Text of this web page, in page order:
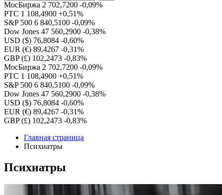
МосБиржа 2 702,7200 -0,09%
РТС 1 108,4900 +0,51%
S&P 500 6 840,5100 -0,09%
Dow Jones 47 560,2900 -0,38%
USD ($) 76,8084 -0,60%
EUR (€) 89,4267 -0,31%
GBP (£) 102,2473 -0,83%
МосБиржа 2 702,7200 -0,09%
РТС 1 108,4900 +0,51%
S&P 500 6 840,5100 -0,09%
Dow Jones 47 560,2900 -0,38%
USD ($) 76,8084 -0,60%
EUR (€) 89,4267 -0,31%
GBP (£) 102,2473 -0,83%
Главная страница
Психиатры
Психиатры